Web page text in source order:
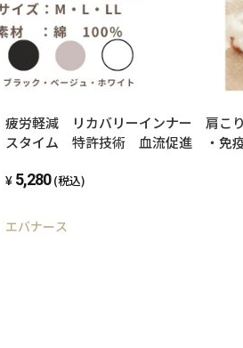
疲労軽減 リカバリーインナー 肩こ
スタイム 特許技術 血流促進 ・免
5,280 (税込)
エバナース